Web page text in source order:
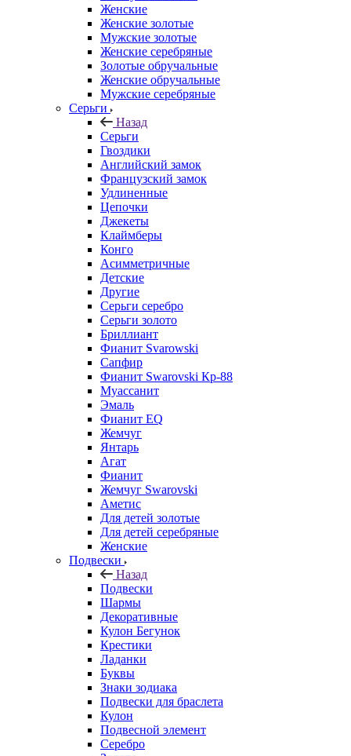
Женские
Женские золотые
Мужские золотые
Женские серебряные
Золотые обручальные
Женские обручальные
Мужские серебряные
Серьги
Назад
Серьги
Гвоздики
Английский замок
Французский замок
Удлиненные
Цепочки
Джекеты
Клаймберы
Конго
Асимметричные
Детские
Другие
Серьги серебро
Серьги золото
Бриллиант
Фианит Svarowski
Сапфир
Фианит Swarovski Кр-88
Муассанит
Эмаль
Фианит EQ
Жемчуг
Янтарь
Агат
Фианит
Жемчуг Swarovski
Аметис
Для детей золотые
Для детей серебряные
Женские
Подвески
Назад
Подвески
Шармы
Декоративные
Кулон Бегунок
Крестики
Ладанки
Буквы
Знаки зодиака
Подвески для браслета
Кулон
Подвесной элемент
Серебро